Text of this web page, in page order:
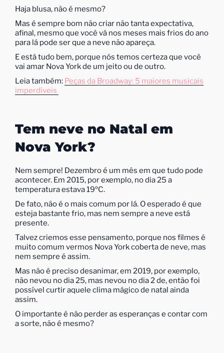
Haja blusa, não é mesmo?
Mas é sempre bom não criar não tanta expectativa,
afinal, mesmo que você vá nos meses mais frios do ano
para lá pode ser que a neve não apareça.
E está tudo bem, porque nós temos certeza que você
vai amar Nova York de um jeito ou de outro.
Leia também: Peças da Broadway: 5 maiores musicais
imperdíveis
Tem neve no Natal em
Nova York?
Nem sempre! Dezembro é um mês em que tudo pode
acontecer. Em 2015, por exemplo, no dia 25 a
temperatura estava 19ºC.
De fato, não é o mais comum por lá. O esperado é que
esteja bastante frio, mas nem sempre a neve está
presente.
Talvez criemos esse pensamento, porque nos filmes é
muito comum vermos Nova York coberta de neve, mas
nem sempre é assim.
Mas não é preciso desanimar, em 2019, por exemplo,
não nevou no dia 25, mas nevou no dia 2 de, então foi
possível curtir aquele clima mágico de natal ainda
assim.
O importante é não perder as esperanças e contar com
a sorte, não é mesmo?